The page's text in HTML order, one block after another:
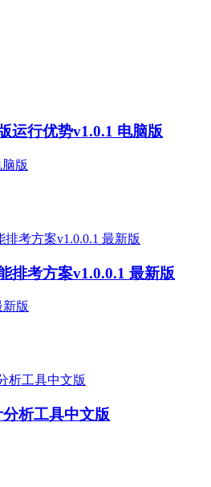
运行优势v1.0.1 电脑版
脑版
排考方案v1.0.0.1 最新版
新版
分析工具中文版